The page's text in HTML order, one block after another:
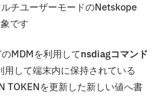
チユーザーモードのNetskope
です
MDMを利用してnsdiagコマンド
用して端末内に保持されている
TOKENを更新した新しい値へ書